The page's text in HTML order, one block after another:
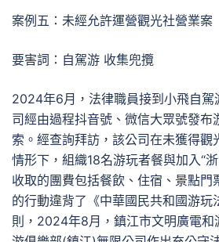
案例五：未經允許運營觀光社營業案
要害詞：自駕游 收集兜攬
2024年6月，法律職員接到小飛自
司經由過程抖音號、微信大眾號發布
索。經查詢拜訪，該公司在未獲得觀
情形下，組織18名游玩者餐與加入“
收取的團費包括餐飲、住宿、景點門
的行動違背了《中華國民共和國游玩
則，2024年8月，鎮江市文明廣電和